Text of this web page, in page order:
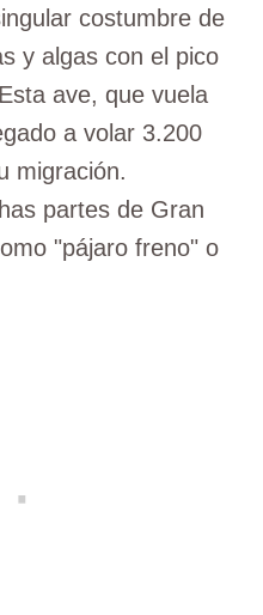
costumbre de
y algas con el pico
ave, que vuela
a volar 3.200
migración.
partes de Gran
"pájaro freno" o